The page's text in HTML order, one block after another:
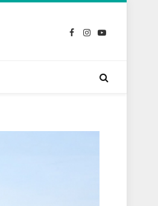
Facebook
Instagram
YouTube